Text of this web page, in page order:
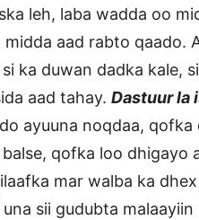
leh, laba wadda oo
aad rabto qaado.
ka duwan dadka kale,
aad tahay. Dastuur la
ayuuna noqdaa, qofka
qofka loo dhigayo
mar walba ka
sii gudubta